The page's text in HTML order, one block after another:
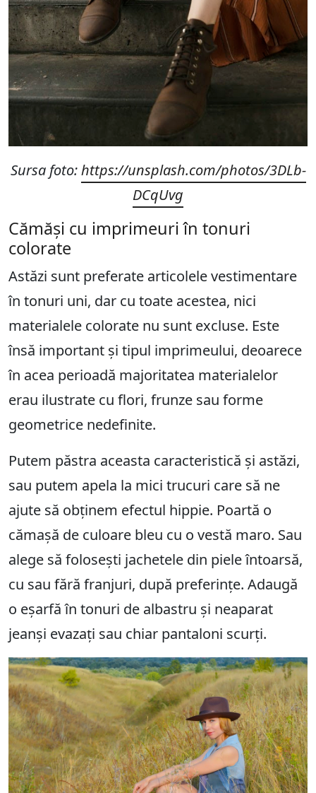
Sursa foto:https://unsplash.com/photos/3DLb-
DCqUvg
Cămăși cu imprimeuri în tonuri
colorate
Astăzi sunt preferate articolele vestimentare
în tonuri uni, dar cu toate acestea, nici
materialele colorate nu sunt excluse. Este
însă important și tipul imprimeului, deoarece
în acea perioadă majoritatea materialelor
erau ilustrate cu flori, frunze sau forme
geometrice nedefinite.
Putem păstra aceasta caracteristică și astăzi,
sau putem apela la mici trucuri care să ne
ajute să obținem efectul hippie. Poartă o
cămașă de culoare bleu cu o vestă maro. Sau
alege să folosești jachetele din piele întoarsă,
cu sau fără franjuri, după preferințe. Adaugă
o eșarfă în tonuri de albastru și neaparat
jeanși evazați sau chiar pantaloni scurți.